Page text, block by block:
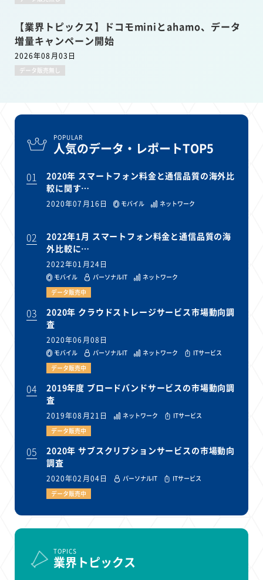
【業界トピックス】ドコモminiとahamo、データ
増量キャンペーン開始
2026年08月03日
データ販売無し
POPULAR
人気のデータ・レポートTOP5
01
2020年 スマートフォン料金と通信品質の海外比
較に関す…
2020年07月16日 モバイル ネットワーク
02
2022年1月 スマートフォン料金と通信品質の海
外比較に…
2022年01月24日
モバイル パーソナルIT
ネットワーク
データ販売中
03
2020年 クラウドストレージサービス市場動向調
査
2020年06月08日
モバイル パーソナルIT ネットワーク
ITサービス
データ販売中
04
2019年度 ブロードバンドサービスの市場動向調
査
2019年08月21日 ネットワーク
ITサービス
データ販売中
05
2020年 サブスクリプションサービスの市場動向
調査
2020年02月04日 パーソナルIT
ITサービス
データ販売中
TOPICS
業界トピックス